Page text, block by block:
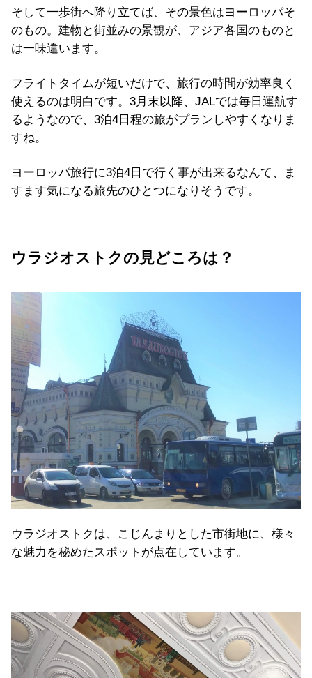
そして一歩街へ降り立てば、その景色はヨーロッパそ
のもの。建物と街並みの景観が、アジア各国のものと
は一味違います。
フライトタイムが短いだけで、旅行の時間が効率良く
使えるのは明白です。3月末以降、JALでは毎日運航す
るようなので、3泊4日程の旅がプランしやすくなりま
すね。
ヨーロッパ旅行に3泊4日で行く事が出来るなんて、ま
すます気になる旅先のひとつになりそうです。
ウラジオストクの見どころは？
ウラジオストクは、こじんまりとした市街地に、様々
な魅力を秘めたスポットが点在しています。